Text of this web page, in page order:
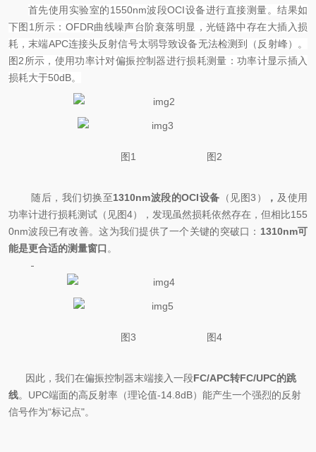
首先使用 实验室的1550nm波段OCI设备进行直接测量。结果如
下图 1 所示： OFDR曲线噪声台阶衰落明显，光链路中存在大插入损
耗，末端APC连接头反射信号太弱导致设备无法检测到（反射峰）。
图2所示， 使用功率计对偏振控制器进行损耗测量：功率计显示插入
损耗大于50dB。
图1 图2
随后，我们切换至1310nm波段的OCI设备 （见图3 ） ， 及使用
功率计进行损耗测试 （ 见图4）， 发现虽然损耗依然存在，但相比155
0nm波段已有改善。这为我们提供了一个关键的突破口： 1310nm可
能是更合适的测量窗口 。
图3 图4
因此， 我们在偏振控制器末端接入一段FC/APC转FC/UPC的跳
线。UPC端面的高反射率（理论值-14.8dB）能产生一个强烈的反射
信号作为“标记点"。